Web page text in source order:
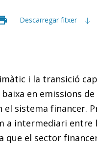
Descarregar fitxer
i la transició
en emissions
el sistema financer.
a intermediari entre
que el sector